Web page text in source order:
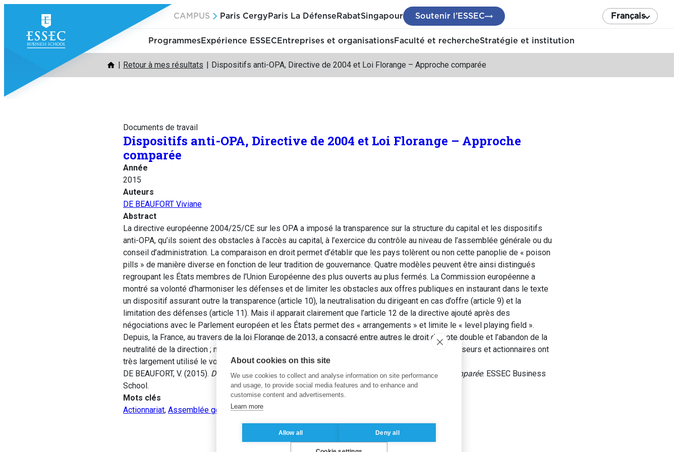
contenu
CAMPUS Paris Cergy Paris La Défense RabatSingapour Soutenir l’ESSEC Français
ProgrammesExpérience ESSEC Entreprises et organisationsFaculté et rechercheStratégie et institution
Retour à mes résultats Dispositifs anti-OPA, Directive de 2004 et Loi Florange – Approche comparée
Documents de travail
Dispositifs anti-OPA, Directive de 2004 et Loi Florange – Approche
comparée
Année
2015
Auteurs
DE BEAUFORT Viviane
Abstract
La directive européenne 2004/25/CE sur les OPA a imposé la transparence sur la structure du capital et les dispositifs
anti-OPA, qu’ils soient des obstacles à l’accès au capital, à l’exercice du contrôle au niveau de l’assemblée générale ou du
conseil d’administration. La comparaison en droit permet d’établir que les pays tolèrent ou non cette panoplie de « poison
pills » de manière diverse en fonction de leur tradition de gouvernance. Quatre modèles peuvent être ainsi distingués
regroupant les États membres de l’Union Européenne des plus ouverts au plus fermés. La Commission européenne a
montré sa volonté d’harmoniser les défenses et de limiter les obstacles aux offres publiques en instaurant dans le texte
un dispositif assurant outre la transparence (article 10), la neutralisation du dirigeant en cas d’offre (article 9) et la
limitation des défenses (article 11). Mais il apparait clairement que l’article 12 de la directive ajouté après des
négociations avec le Parlement européen et les États permet des « arrangements » et limite le « level playing field ».
Depuis, la France, au travers de la loi Florange de 2013, a consacré entre autres le droit de vote double et l’abandon de la
neutralité de la direction ; mais le succès auprès des entreprises est très mitigé car les investisseurs et actionnaires ont
très largement utilisé le vote de résolutions allant à l’encontre du texte.
DE BEAUFORT, V. (2015). Dispositifs anti-OPA, Directive de 2004 et Loi Florange – Approche comparée. ESSEC Business
School.
Mots clés
Actionnariat, Assemblée générale,Directive
About cookies on this site
We use cookies to collect and analyse information on site performance
and usage, to provide social media features and to enhance and
customise content and advertisements.
Learn more
Allow all Deny all